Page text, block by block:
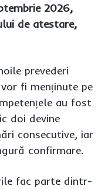
2026,
de atestare,
prevederi
fi menținute pe
au fost
doi devine
consecutive, iar
confirmare.
fac parte dintr-